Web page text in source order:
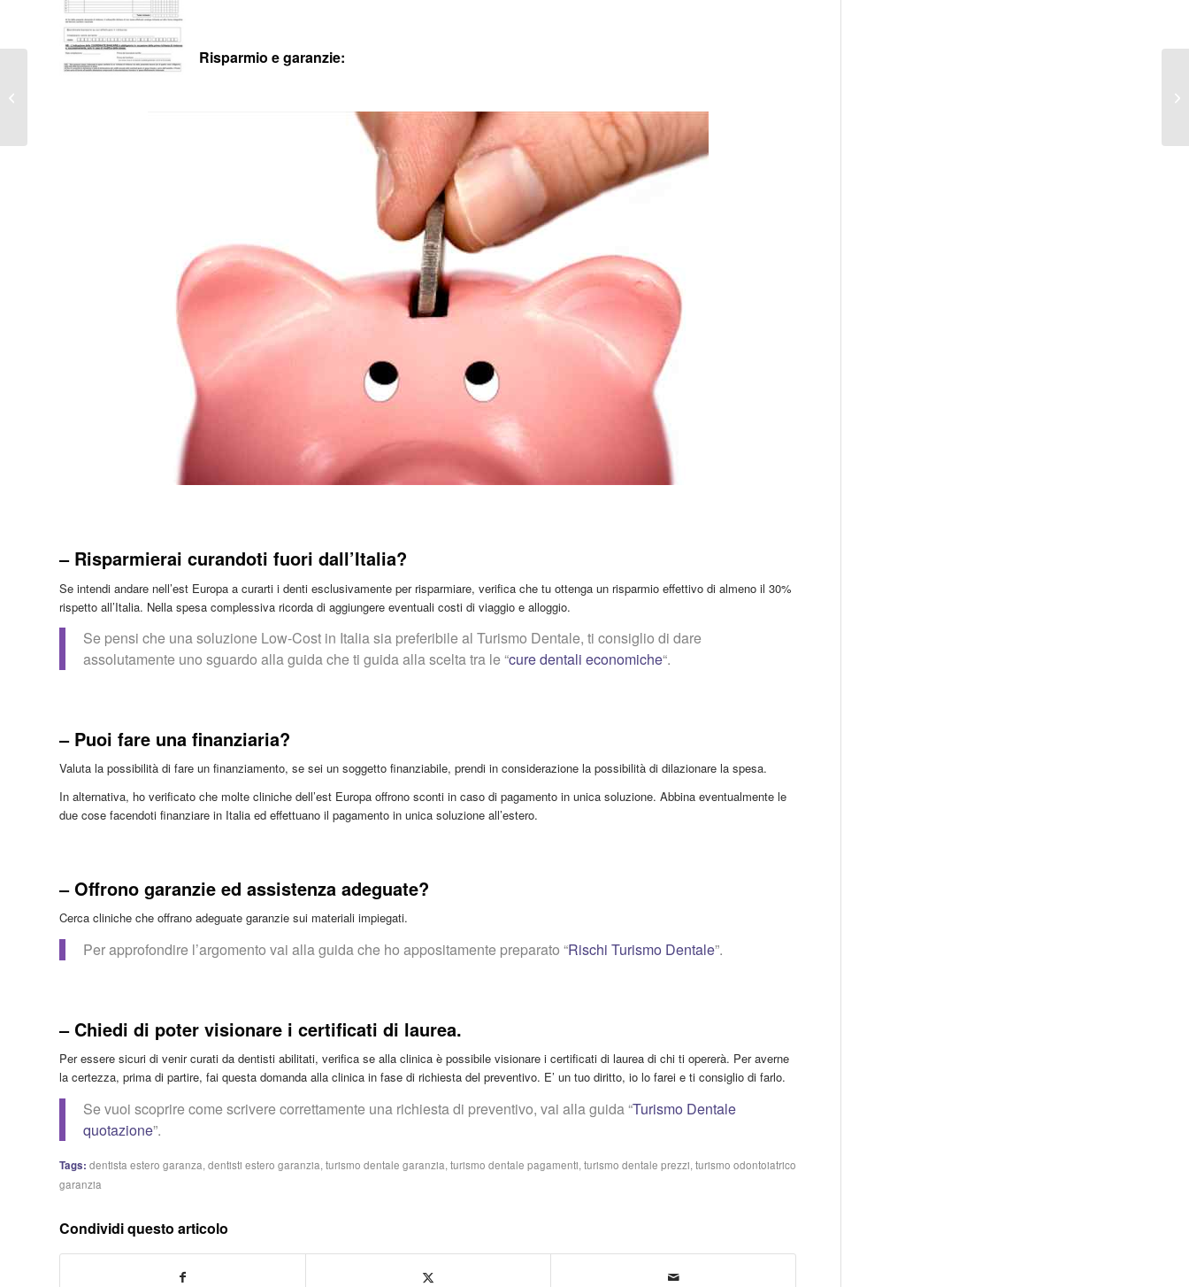
Risparmio e garanzie:
– Risparmierai curandoti fuori dall’Italia?
Se intendi andare nell’est Europa a curarti i denti esclusivamente per risparmiare, verifica che tu ottenga un risparmio effettivo di almeno il 30%
rispetto all’Italia. Nella spesa complessiva ricorda di aggiungere eventuali costi di viaggio e alloggio.
Se pensi che una soluzione Low-Cost in Italia sia preferibile al Turismo Dentale, ti consiglio di dare
assolutamente uno sguardo alla guida che ti guida alla scelta tra le “cure dentali economiche“.
– Puoi fare una finanziaria?
Valuta la possibilità di fare un finanziamento, se sei un soggetto finanziabile, prendi in considerazione la possibilità di dilazionare la spesa.
In alternativa, ho verificato che molte cliniche dell’est Europa offrono sconti in caso di pagamento in unica soluzione. Abbina eventualmente le
due cose facendoti finanziare in Italia ed effettuano il pagamento in unica soluzione all’estero.
– Offrono garanzie ed assistenza adeguate?
Cerca cliniche che offrano adeguate garanzie sui materiali impiegati.
Per approfondire l’argomento vai alla guida che ho appositamente preparato “Rischi Turismo Dentale”.
– Chiedi di poter visionare i certificati di laurea.
Per essere sicuri di venir curati da dentisti abilitati, verifica se alla clinica è possibile visionare i certificati di laurea di chi ti opererà. Per averne
la certezza, prima di partire, fai questa domanda alla clinica in fase di richiesta del preventivo. E’ un tuo diritto, io lo farei e ti consiglio di farlo.
Se vuoi scoprire come scrivere correttamente una richiesta di preventivo, vai alla guida “Turismo Dentale
quotazione”.
Tags: dentista estero garanza, dentisti estero garanzia, turismo dentale garanzia, turismo dentale pagamenti, turismo dentale prezzi, turismo odontoiatrico
garanzia
Condividi questo articolo
Dentista estero di